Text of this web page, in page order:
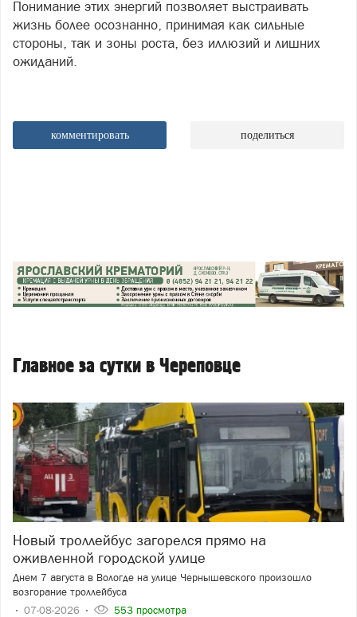
Понимание этих энергий позволяет выстраивать
жизнь более осознанно, принимая как сильные
стороны, так и зоны роста, без иллюзий и лишних
ожиданий.
комментировать поделиться
Главное за сутки в Череповце
Новый троллейбус загорелся прямо на
оживленной городской улице
Днем 7 августа в Вологде на улице Чернышевского произошло
возгорание троллейбуса
07-08-2026
553 просмотра